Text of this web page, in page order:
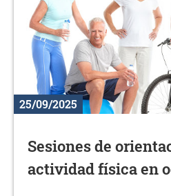
25/09/2025
Sesiones de
actividad física en